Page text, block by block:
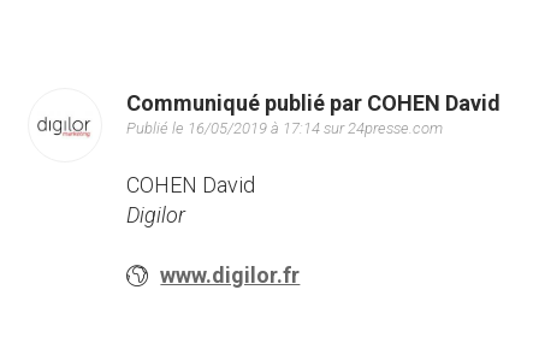
Communiqué publié par COHEN David
Publié le 16/05/2019 à 17:14 sur 24presse.com
COHEN David
Digilor
www.digilor.fr